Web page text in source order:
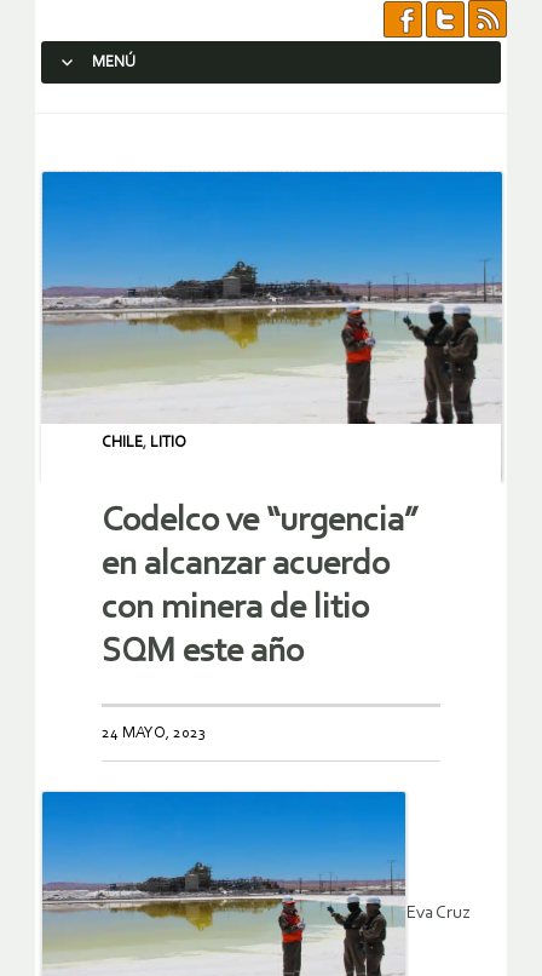
MENÚ
CHILE, LITIO
Codelco ve “urgencia”
en alcanzar acuerdo
con minera de litio
SQM este año
24 MAYO, 2023
Eva Cruz